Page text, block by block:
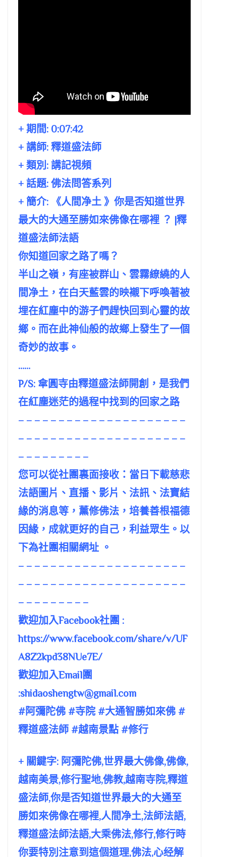
+ 期間: 0:07:42
+ 講師: 釋道盛法師
+ 類別: 講記視頻
+ 話題: 佛法問答系列
+ 簡介: 《人間净土 》你是否知道世界
最大的大通至勝如來佛像在哪裡 ？ |釋
道盛法師法語
你知道回家之路了嗎？
半山之嶺，有座被群山、雲霧繚繞的人
間净土，在白天藍雲的映襯下呼喚著被
埋在紅塵中的游子們趕快回到心靈的故
鄉。而在此神仙般的故鄉上發生了一個
奇妙的故事。
……
P/S: 傘圓寺由釋道盛法師開創，是我們
在紅塵迷茫的過程中找到的回家之路
– – – – – – – – – – – – – – – – – – – – –
– – – – – – – – – – – – – – – – – – – – –
– – – – – – – – –
您可以從社團裏面接收：當日下載慈悲
法語圖片、直播、影片、法訊、法寶結
緣的消息等，薰修佛法，培養善根福德
因緣，成就更好的自己，利益眾生。以
下為社團相關網址 。
– – – – – – – – – – – – – – – – – – – – –
– – – – – – – – – – – – – – – – – – – – –
– – – – – – – – –
歡迎加入Facebook社團 :
https://www.facebook.com/share/v/UF
A8Z2kpd38NUe7E/
歡迎加入Email團
:shidaoshengtw@gmail.com
#阿彌陀佛 #寺院 #大通智勝如來佛 #
釋道盛法師 #越南景點 #修行
+ 關鍵字: 阿彌陀佛,世界最大佛像,佛像,
越南美景,修行聖地,佛教,越南寺院,釋道
盛法師,你是否知道世界最大的大通至
勝如來佛像在哪裡,人間净土,法師法語,
釋道盛法師法語,大乘佛法,修行,修行時
你要特別注意到這個道理,佛法,心经解